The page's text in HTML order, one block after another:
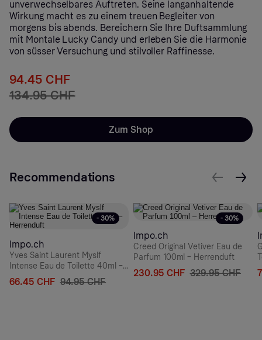
unverwechselbares Auftreten. Seine langanhaltende
Wirkung macht es zu einem treuen Begleiter von
morgens bis abends. Bereichern Sie Ihre Duftsammlung
mit Montale Lucky Candy und erleben Sie die Harmonie
von süsser Versuchung und stilvoller Raffinesse.
94.45 CHF
134.95 CHF
Zum Shop
Recommendations
- 30%
Impo.ch
Yves Saint Laurent Myslf
Intense Eau de Toilette 40ml –
Herrenduft
66.45 CHF 94.95 CHF
- 30%
Impo.ch
Creed Original Vetiver Eau de
Parfum 100ml – Herrenduft
230.95 CHF 329.95 CHF